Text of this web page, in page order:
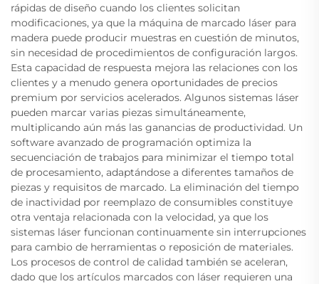
rápidas de diseño cuando los clientes solicitan
modificaciones, ya que la máquina de marcado láser para
madera puede producir muestras en cuestión de minutos,
sin necesidad de procedimientos de configuración largos.
Esta capacidad de respuesta mejora las relaciones con los
clientes y a menudo genera oportunidades de precios
premium por servicios acelerados. Algunos sistemas láser
pueden marcar varias piezas simultáneamente,
multiplicando aún más las ganancias de productividad. Un
software avanzado de programación optimiza la
secuenciación de trabajos para minimizar el tiempo total
de procesamiento, adaptándose a diferentes tamaños de
piezas y requisitos de marcado. La eliminación del tiempo
de inactividad por reemplazo de consumibles constituye
otra ventaja relacionada con la velocidad, ya que los
sistemas láser funcionan continuamente sin interrupciones
para cambio de herramientas o reposición de materiales.
Los procesos de control de calidad también se aceleran,
dado que los artículos marcados con láser requieren una